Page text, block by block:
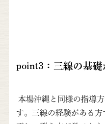
point3：三線の基礎
本場沖縄と同様の指導
す。三線の経験がある方